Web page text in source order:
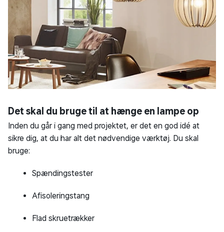
Det skal du bruge til at hænge en lampe op
Inden du går i gang med projektet, er det en god idé at
sikre dig, at du har alt det nødvendige værktøj. Du skal
bruge:
Spændingstester
Afisoleringstang
Flad skruetrækker